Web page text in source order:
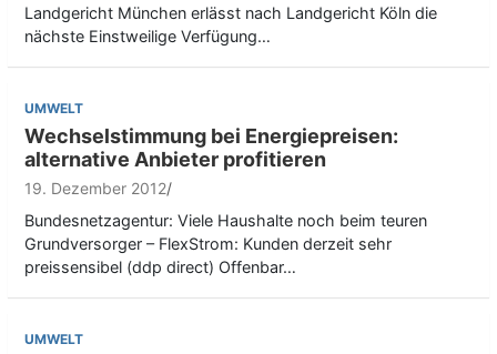
Landgericht München erlässt nach Landgericht Köln die
nächste Einstweilige Verfügung…
UMWELT
Wechselstimmung bei Energiepreisen:
alternative Anbieter profitieren
19. Dezember 2012
Bundesnetzagentur: Viele Haushalte noch beim teuren
Grundversorger – FlexStrom: Kunden derzeit sehr
preissensibel (ddp direct) Offenbar…
UMWELT